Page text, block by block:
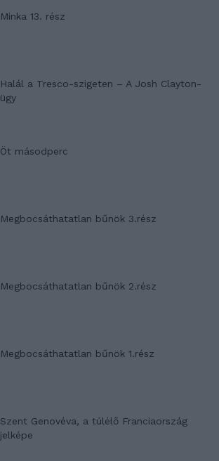
Minka 13. rész
Halál a Tresco-szigeten – A Josh Clayton-
ügy
Öt másodperc
Megbocsáthatatlan bűnök 3.rész
Megbocsáthatatlan bűnök 2.rész
Megbocsáthatatlan bűnök 1.rész
Szent Genovéva, a túlélő Franciaország
jelképe